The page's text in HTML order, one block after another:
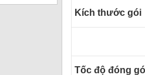
Kích thước gói
Tốc độ đóng